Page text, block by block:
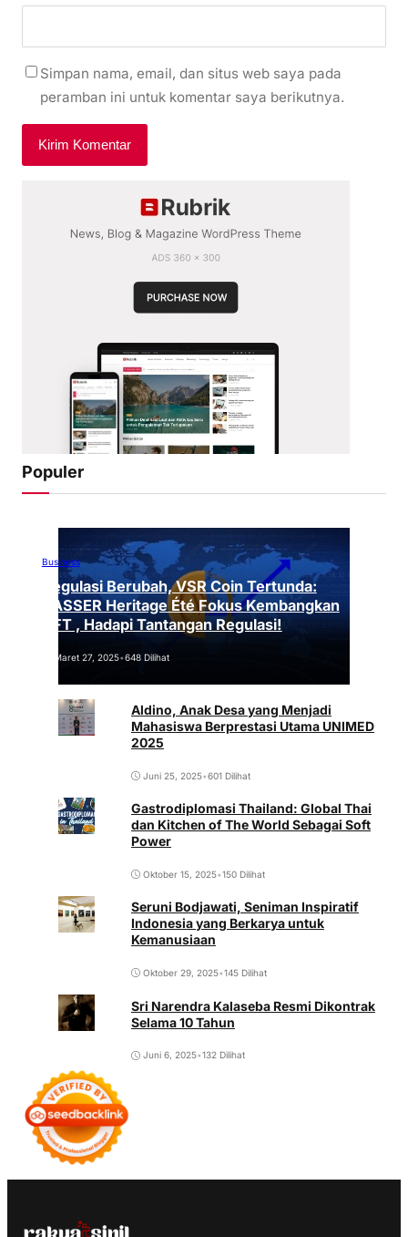
Simpan nama, email, dan situs web saya pada
peramban ini untuk komentar saya berikutnya.
Populer
Business
Regulasi Berubah, VSR Coin Tertunda:
VASSER Heritage Été Fokus Kembangkan
NFT , Hadapi Tantangan Regulasi!
Maret 27, 2025•648 Dilihat
Aldino, Anak Desa yang Menjadi
Mahasiswa Berprestasi Utama UNIMED
2025
Juni 25, 2025•601 Dilihat
Gastrodiplomasi Thailand: Global Thai
dan Kitchen of The World Sebagai Soft
Power
Oktober 15, 2025•150 Dilihat
Seruni Bodjawati, Seniman Inspiratif
Indonesia yang Berkarya untuk
Kemanusiaan
Oktober 29, 2025•145 Dilihat
Sri Narendra Kalaseba Resmi Dikontrak
Selama 10 Tahun
Juni 6, 2025•132 Dilihat